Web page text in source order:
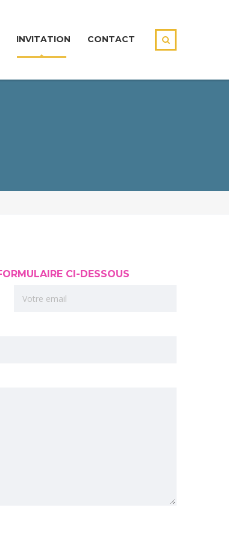
INVITATION CONTACT
CI-DESSOUS